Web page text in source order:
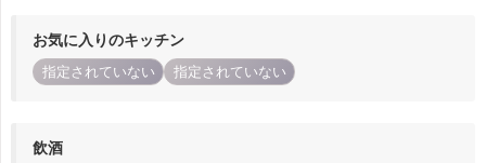
お気に入りのキッチン
指定されていない 指定されていない
飲酒